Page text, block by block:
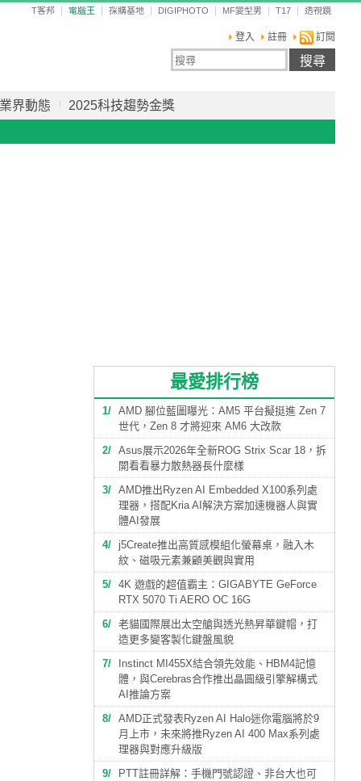
T客邦 電腦王 採購基地 DIGIPHOTO MF變型男 T17 透視鏡
登入 註冊 訂閱
業界動態 2025科技趨勢金獎
最愛排行榜
1
AMD 腳位藍圖曝光：AM5 平台擬挺進 Zen 7
世代，Zen 8 才將迎來 AM6 大改款
2
Asus展示2026年全新ROG Strix Scar 18，拆
開看看暴力散熱器長什麼樣
3
AMD推出Ryzen AI Embedded X100系列處
理器，搭配Kria AI解決方案加速機器人與實
體AI發展
4
j5Create推出高質感模組化螢幕桌，融入木
紋、磁吸元素兼顧美觀與實用
5
4K 遊戲的超值霸主：GIGABYTE GeForce
RTX 5070 Ti AERO OC 16G
6
老貓國際展出太空艙與透光熱昇華鍵帽，打
造更多變客製化鍵盤風貌
7
Instinct MI455X結合領先效能、HBM4記憶
體，與Cerebras合作推出晶圓級引擎解構式
AI推論方案
8
AMD正式發表Ryzen AI Halo迷你電腦將於9
月上市，未來將推Ryzen AI 400 Max系列處
理器與對應升級版
9
PTT註冊詳解：手機門號認證、非台大也可